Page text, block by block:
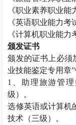
《职业素养职业能
《英语职业能力考
《计算机职业能力
颁发证书
颁发的证书上必须
业技能鉴定专用章
1
、助理旅游管
级）。
选修英语或计算机
技术（三级）。